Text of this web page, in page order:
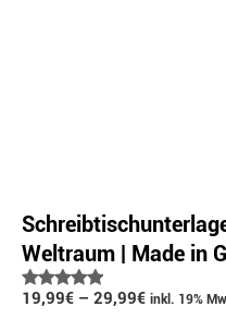
Weltraum | Made in
Bewertet
mit
19,99€ – 29,99€ inkl. 19%